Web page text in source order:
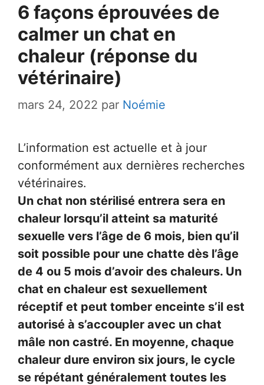
6 façons éprouvées de
calmer un chat en
chaleur (réponse du
vétérinaire)
mars 24, 2022 par Noémie
L’information est actuelle et à jour
conformément aux dernières recherches
vétérinaires.
Un chat non stérilisé entrera sera en
chaleur lorsqu’il atteint sa maturité
sexuelle vers l’âge de 6 mois, bien qu’il
soit possible pour une chatte dès l’âge
de 4 ou 5 mois d’avoir des chaleurs. Un
chat en chaleur est sexuellement
réceptif et peut tomber enceinte s’il est
autorisé à s’accoupler avec un chat
mâle non castré. En moyenne, chaque
chaleur dure environ six jours, le cycle
se répétant généralement toutes les